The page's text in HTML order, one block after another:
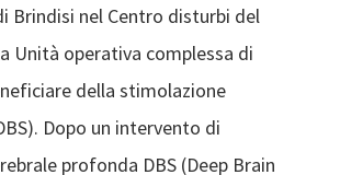
Brindisi nel Centro disturbi del
Unità operativa complessa di
della stimolazione
Dopo un intervento di
profonda DBS (Deep Brain